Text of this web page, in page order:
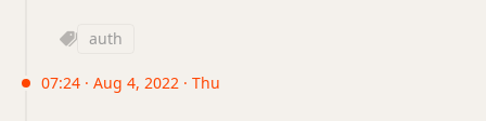
auth
07:24 · Aug 4, 2022 · Thu